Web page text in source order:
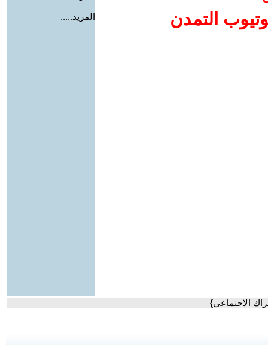
التمدن
المزيد.....